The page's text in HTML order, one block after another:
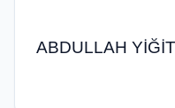
ABDULLAH